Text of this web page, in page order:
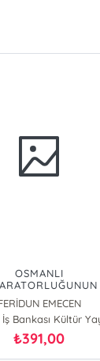
OSMANLI
VE YÜKSELİŞ
1300-1600
EMECEN
₺391,00